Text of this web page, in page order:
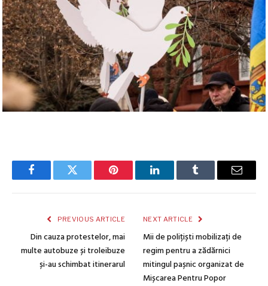
FacebookTwitter Pinterest LinkedInTumblr Email
PREVIOUS ARTICLE
Din cauza protestelor, mai
multe autobuze și troleibuze
și-au schimbat itinerarul
NEXT ARTICLE
Mii de polițiști mobilizați de
regim pentru a zădărnici
mitingul pașnic organizat de
Mișcarea Pentru Popor